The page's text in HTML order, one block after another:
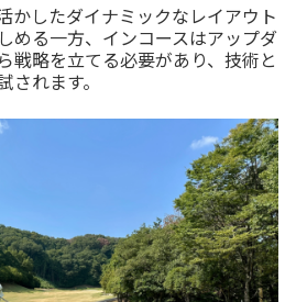
かしたダイナミックなレイアウト
める一方、インコースはアップダ
戦略を立てる必要があり、技術と
れます。